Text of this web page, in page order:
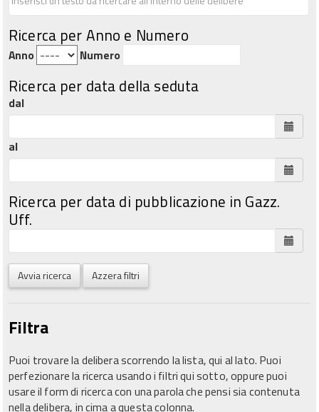
Ricerca per Anno e Numero
Anno Numero
Ricerca per data della seduta
dal
al
Ricerca per data di pubblicazione in Gazz.
Uff.
Avvia ricerca Azzera filtri
Filtra
Puoi trovare la delibera scorrendo la lista, qui al lato. Puoi
perfezionare la ricerca usando i filtri qui sotto, oppure puoi
usare il form di ricerca con una parola che pensi sia contenuta
nella delibera, in cima a questa colonna.